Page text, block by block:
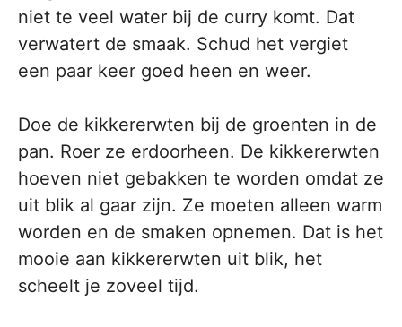
niet te veel water bij de curry komt. Dat
verwatert de smaak. Schud het vergiet
een paar keer goed heen en weer.
Doe de kikkererwten bij de groenten in de
pan. Roer ze erdoorheen. De kikkererwten
hoeven niet gebakken te worden omdat ze
uit blik al gaar zijn. Ze moeten alleen warm
worden en de smaken opnemen. Dat is het
mooie aan kikkererwten uit blik, het
scheelt je zoveel tijd.